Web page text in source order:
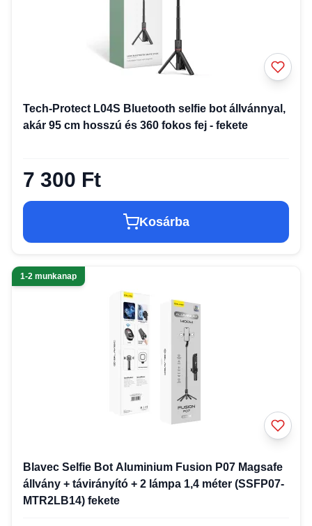
Tech-Protect L04S Bluetooth selfie bot állvánnyal,
akár 95 cm hosszú és 360 fokos fej - fekete
7 300 Ft
Kosárba
1-2 munkanap
Blavec Selfie Bot Aluminium Fusion P07 Magsafe
állvány + távirányító + 2 lámpa 1,4 méter (SSFP07-
MTR2LB14) fekete